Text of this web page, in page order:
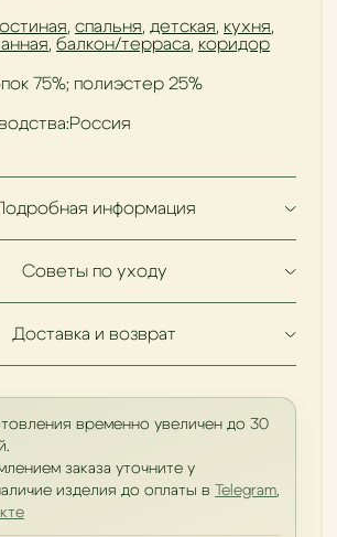
, спальня, детская, кухня,
, балкон/терраса, коридор
75%; полиэстер 25%
Россия
информация
Советы по уходу
Доставка и возврат
временно увеличен до 30
заказа уточните у
изделия до оплаты в
Telegram,